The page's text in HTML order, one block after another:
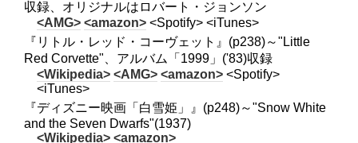
収録、オリジナルはロバート・ジョンソン
<AMG> <amazon> <Spotify> <iTunes>
『リトル・レッド・コーヴェット』(p238)～"Little
Red Corvette"、アルバム「1999」('83)収録
<Wikipedia> <AMG> <amazon> <Spotify>
<iTunes>
『ディズニー映画「白雪姫」』(p248)～"Snow White
and the Seven Dwarfs"(1937)
<Wikipedia> <amazon>